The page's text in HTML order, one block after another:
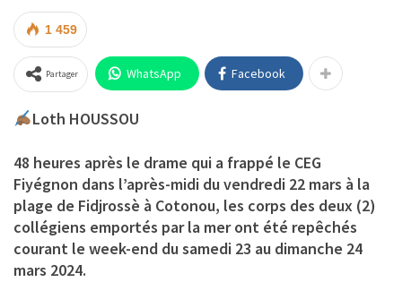
1 459
Partager WhatsApp Facebook
Loth HOUSSOU
48 heures après le drame qui a frappé le CEG
Fiyégnon dans l’après-midi du vendredi 22 mars à la
plage de Fidjrossè à Cotonou, les corps des deux (2)
collégiens emportés par la mer ont été repêchés
courant le week-end du samedi 23 au dimanche 24
mars 2024.